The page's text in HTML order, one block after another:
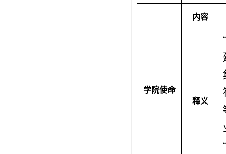
学院使命
内容
释义